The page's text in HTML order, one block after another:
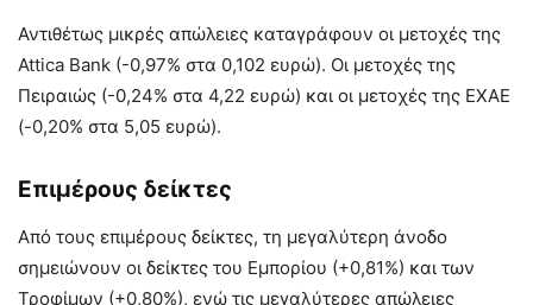
Αντιθέτως μικρές απώλειες καταγράφουν οι μετοχές της
Attica Bank (-0,97% στα 0,102 ευρώ). Οι μετοχές της
Πειραιώς (-0,24% στα 4,22 ευρώ) και οι μετοχές της ΕΧΑΕ
(-0,20% στα 5,05 ευρώ).
Επιμέρους δείκτες
Από τους επιμέρους δείκτες, τη μεγαλύτερη άνοδο
σημειώνουν οι δείκτες του Εμπορίου (+0,81%) και των
Τροφίμων (+0,80%), ενώ τις μεγαλύτερες απώλειες